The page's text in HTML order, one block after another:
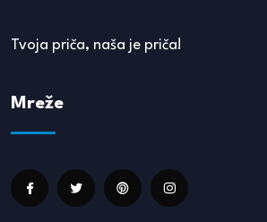
Tvoja priča, naša je priča!
Mreže